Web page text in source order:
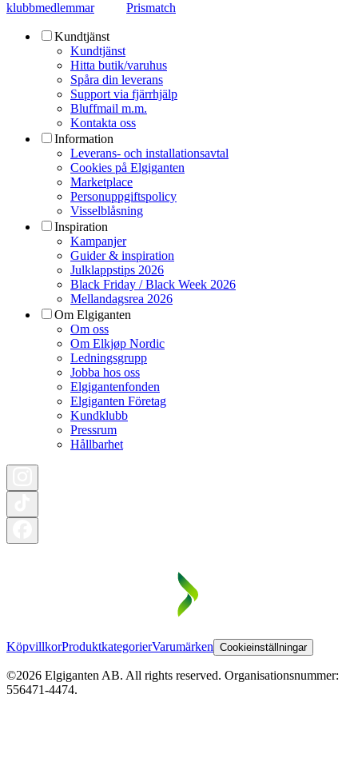
klubbmedlemmar Prismatch
Kundtjänst
Kundtjänst
Hitta butik/varuhus
Spåra din leverans
Support via fjärrhjälp
Bluffmail m.m.
Kontakta oss
Information
Leverans- och installationsavtal
Cookies på Elgiganten
Marketplace
Personuppgiftspolicy
Visselblåsning
Inspiration
Kampanjer
Guider & inspiration
Julklappstips 2026
Black Friday / Black Week 2026
Mellandagsrea 2026
Om Elgiganten
Om oss
Om Elkjøp Nordic
Ledningsgrupp
Jobba hos oss
Elgigantenfonden
Elgiganten Företag
Kundklubb
Pressrum
Hållbarhet
KöpvillkorProduktkategorierVarumärken Cookieinställningar
©2026 Elgiganten AB. All rights reserved. Organisationsnummer:
556471-4474.